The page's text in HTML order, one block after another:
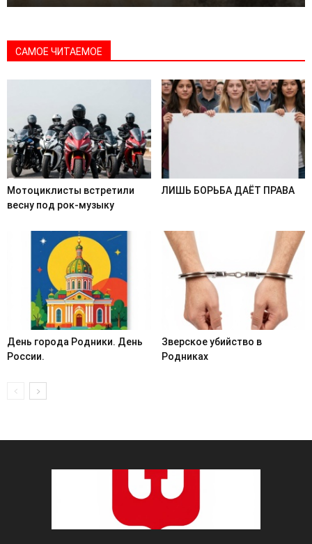
САМОЕ ЧИТАЕМОЕ
Мотоциклисты встретили
весну под рок-музыку
ЛИШЬ БОРЬБА ДАЁТ ПРАВА
День города Родники. День
России.
Зверское убийство в
Родниках